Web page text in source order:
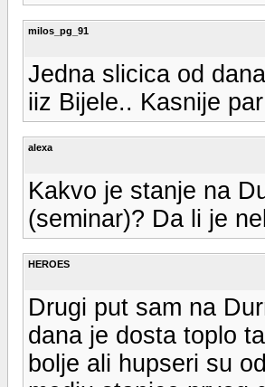
milos_pg_91
Jedna slicica od
iiz Bijele.. Kasnije
alexa
Kakvo je stanje na
(seminar)? Da li je
HEROES
Drugi put sam na
dana je dosta toplo
bolje ali hupseri su